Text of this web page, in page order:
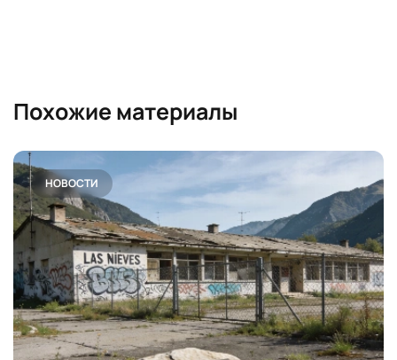
Похожие материалы
НОВОСТИ